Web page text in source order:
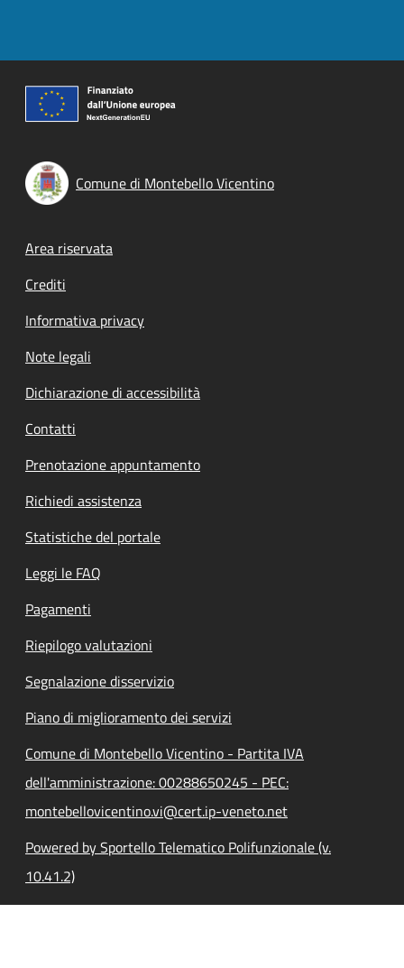
Comune di Montebello Vicentino
Footer menu
Area riservata
Crediti
Informativa privacy
Note legali
Dichiarazione di accessibilità
Contatti
Prenotazione appuntamento
Richiedi assistenza
Statistiche del portale
Leggi le FAQ
Pagamenti
Riepilogo valutazioni
Segnalazione disservizio
Piano di miglioramento dei servizi
Comune di Montebello Vicentino - Partita IVA
dell'amministrazione: 00288650245 - PEC:
montebellovicentino.vi@cert.ip-veneto.net
Powered by Sportello Telematico Polifunzionale (v.
10.41.2)